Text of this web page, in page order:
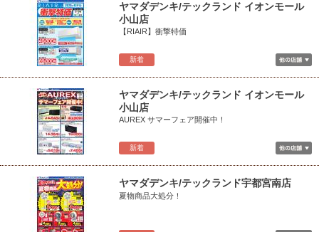
新着
ヤマダデンキ/テックランド イオンモール
小山店
【RIAIR】衝撃特価
新着
ヤマダデンキ/テックランド イオンモール
小山店
AUREX サマーフェア開催中！
ヤマダデンキ/テックランド宇都宮南店
夏物商品大処分！